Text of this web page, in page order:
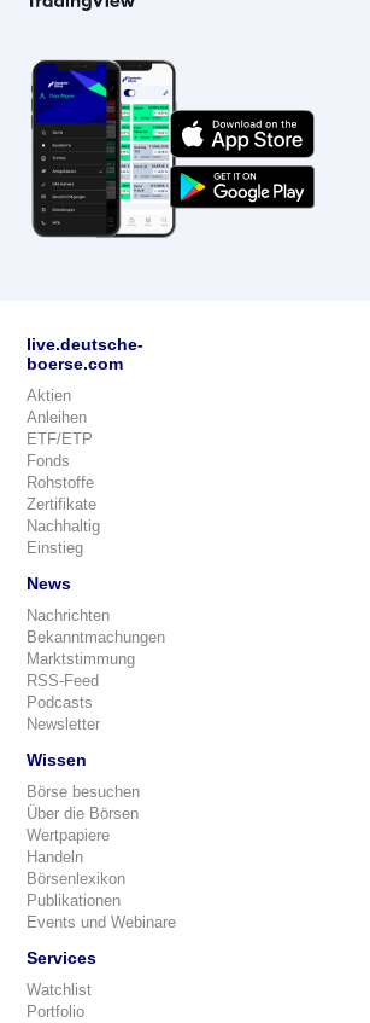
live.deutsche-
boerse.com
Aktien
Anleihen
ETF/ETP
Fonds
Rohstoffe
Zertifikate
Nachhaltig
Einstieg
News
Nachrichten
Bekanntmachungen
Marktstimmung
RSS-Feed
Podcasts
Newsletter
Wissen
Börse besuchen
Über die Börsen
Wertpapiere
Handeln
Börsenlexikon
Publikationen
Events und Webinare
Services
Watchlist
Portfolio